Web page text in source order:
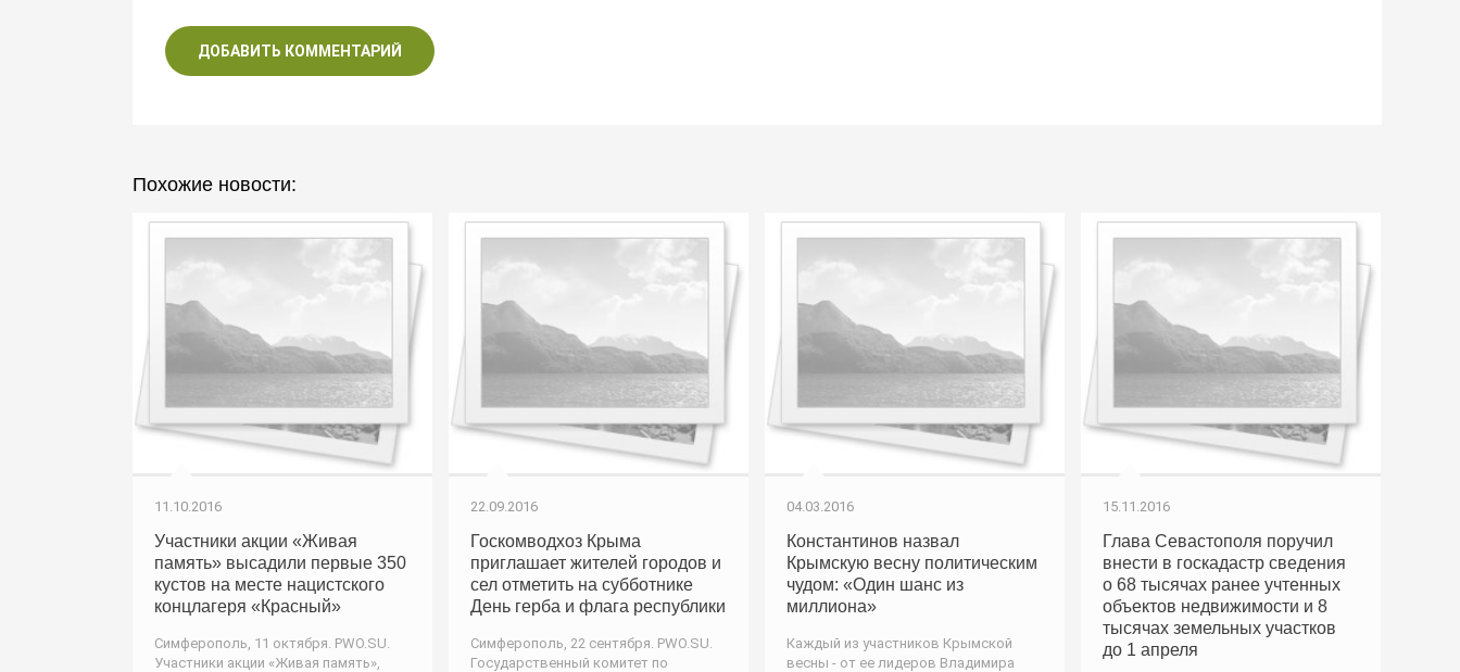
ДОБАВИТЬ КОММЕНТАРИЙ
Похожие новости:
11.10.2016
Участники акции «Живая
память» высадили первые 350
кустов на месте нацистского
концлагеря «Красный»
Симферополь, 11 октября. PWO.SU.
Участники акции «Живая память»,
22.09.2016
Госкомводхоз Крыма
приглашает жителей городов и
сел отметить на субботнике
День герба и флага республики
Симферополь, 22 сентября. PWO.SU.
Государственный комитет по
04.03.2016
Константинов назвал
Крымскую весну политическим
чудом: «Один шанс из
миллиона»
Каждый из участников Крымской
весны - от ее лидеров Владимира
15.11.2016
Глава Севастополя поручил
внести в госкадастр сведения
о 68 тысячах ранее учтенных
объектов недвижимости и 8
тысячах земельных участков
до 1 апреля